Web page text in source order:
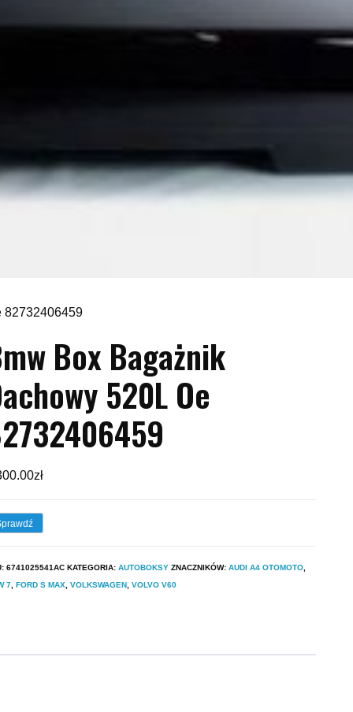
82732406459
Box Bagażnik
520L Oe
zł
6741025541AC KATEGORIA: AUTOBOKSY ZNACZNIKÓW: AUDI A4 OTOMOTO
7 FORD S MAX VOLKSWAGEN VOLVO V60